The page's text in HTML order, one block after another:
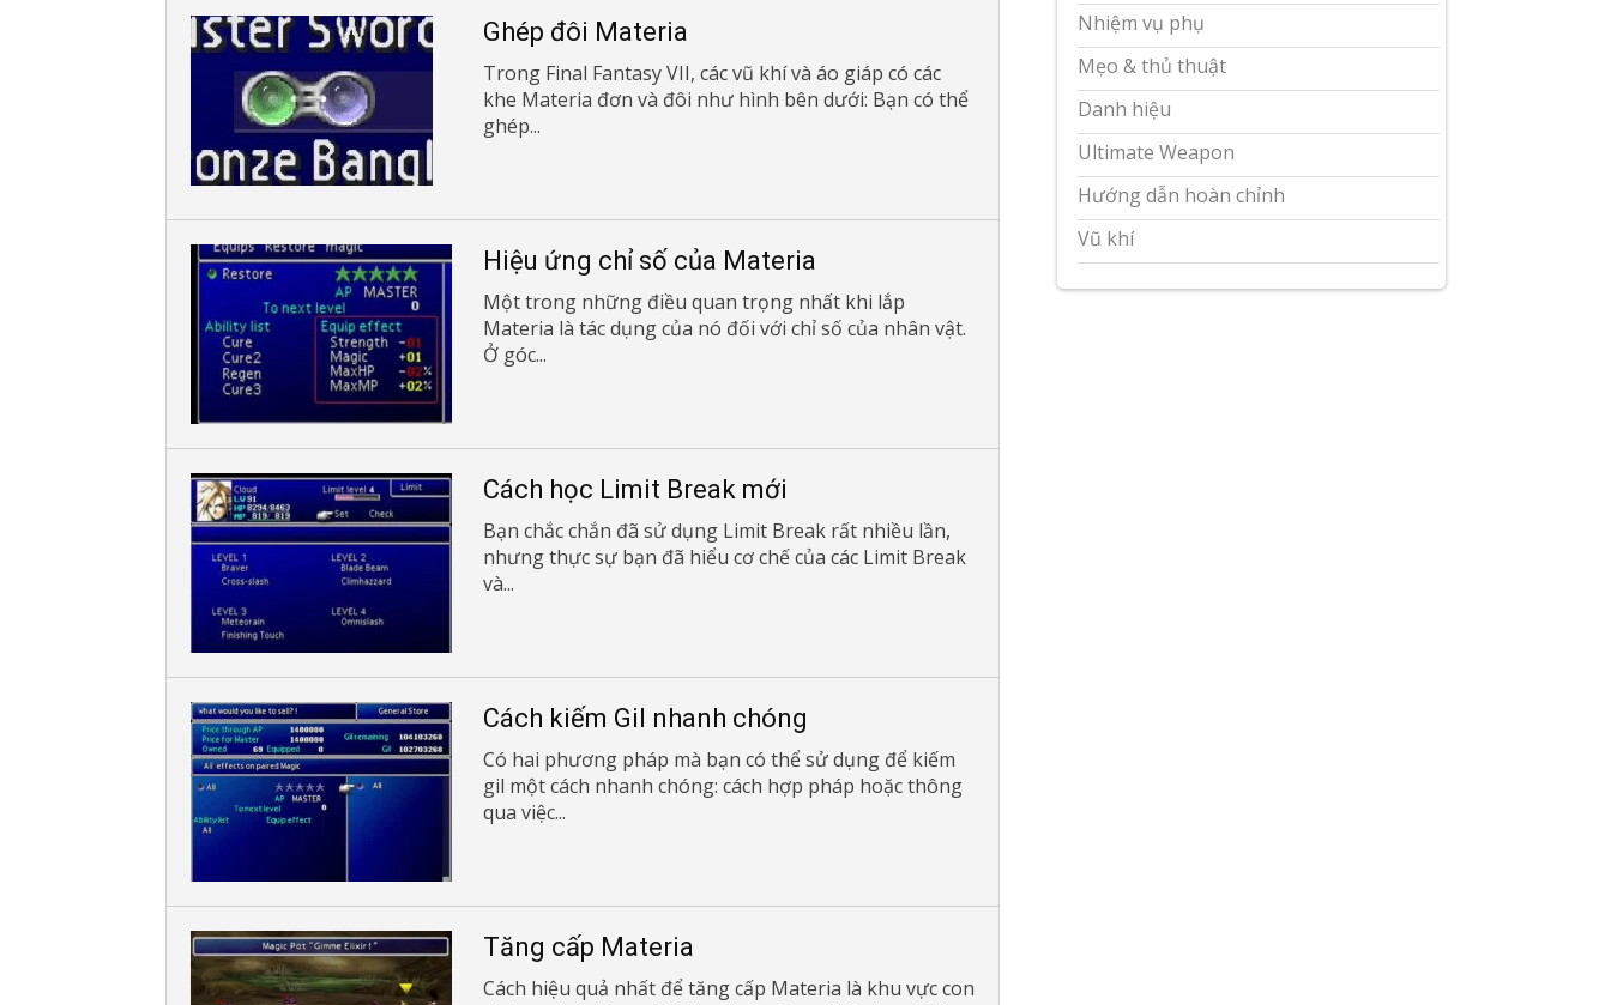
Ghép đôi Materia
Trong Final Fantasy VII, các vũ khí và áo giáp có các
khe Materia đơn và đôi như hình bên dưới: Bạn có thể
ghép...
Hiệu ứng chỉ số của Materia
Một trong những điều quan trọng nhất khi lắp
Materia là tác dụng của nó đối với chỉ số của nhân vật.
Ở góc...
Cách học Limit Break mới
Bạn chắc chắn đã sử dụng Limit Break rất nhiều lần,
nhưng thực sự bạn đã hiểu cơ chế của các Limit Break
và...
Cách kiếm Gil nhanh chóng
Có hai phương pháp mà bạn có thể sử dụng để kiếm
gil một cách nhanh chóng: cách hợp pháp hoặc thông
qua việc...
Tăng cấp Materia
Cách hiệu quả nhất để tăng cấp Materia là khu vực con
Nhiệm vụ phụ
Mẹo & thủ thuật
Danh hiệu
Ultimate Weapon
Hướng dẫn hoàn chỉnh
Vũ khí